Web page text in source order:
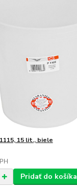
15 lit., biele
Pridať do košíka